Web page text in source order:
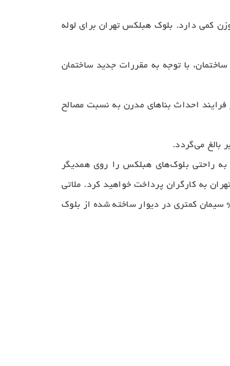
کمی دارد. بلوک هبلکس تهران برای لوله
با توجه به مقررات جدید ساختمان
احداث بناهای مدرن به نسبت مصالح
راحتی بلوک‌های هبلکس را روی همدیگر
به کارگران پرداخت خواهید کرد. ملاتی
دیوار چینی با بلوک هبلکس تهران به کار برده می‌شود، سیمان است. اما به نسبت یک دیوار مشابه که با آجر ساخته شده است، ۲۵% سیمان کمتری در دیوار ساخته شده از بلوک